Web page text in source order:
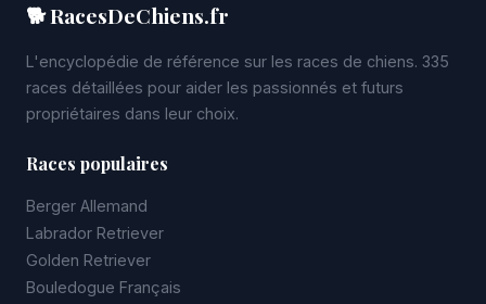
🐕 RacesDeChiens.fr
L'encyclopédie de référence sur les races de chiens. 335
races détaillées pour aider les passionnés et futurs
propriétaires dans leur choix.
Races populaires
Berger Allemand
Labrador Retriever
Golden Retriever
Bouledogue Français